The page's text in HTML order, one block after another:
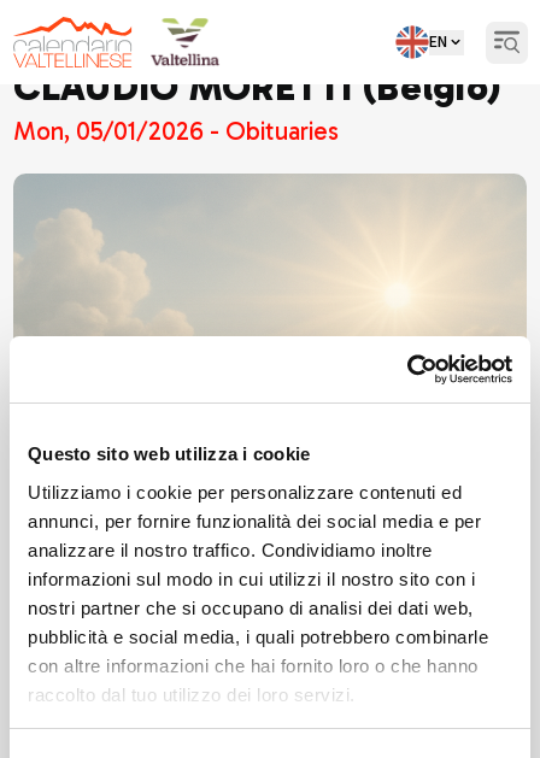
Questo sito web utilizza i cookie
Utilizziamo i cookie per personalizzare contenuti ed
annunci, per fornire funzionalità dei social media e per
analizzare il nostro traffico. Condividiamo inoltre
informazioni sul modo in cui utilizzi il nostro sito con i
nostri partner che si occupano di analisi dei dati web,
pubblicità e social media, i quali potrebbero combinarle
con altre informazioni che hai fornito loro o che hanno
raccolto dal tuo utilizzo dei loro servizi.
EN
CLAUDIO MORETTI (Belgio)
Mon, 05/01/2026 - Obituaries